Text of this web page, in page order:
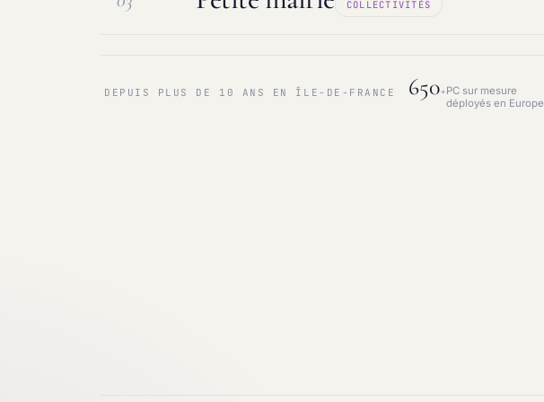
Maintenance & infogérance PC sur mesure
COLLECTIVITÉS
DEPUIS PLUS DE 10 ANS EN ÎLE-DE-FRANCE
650+PC sur mesure
déployés en Europe